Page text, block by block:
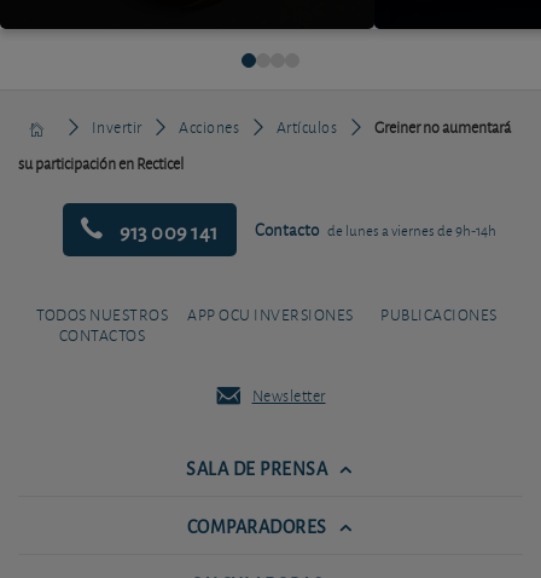
Invertir Acciones Artículos
Greiner no aumentará
su participación en Recticel
913 009 141 Contacto de lunes a viernes de 9h-14h
TODOS NUESTROS
CONTACTOS
APP OCU INVERSIONES PUBLICACIONES
Newsletter
SALA DE PRENSA
COMPARADORES